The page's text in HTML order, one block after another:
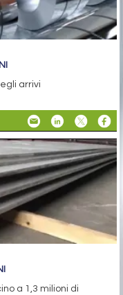
arrivi
a 1,3 milioni di